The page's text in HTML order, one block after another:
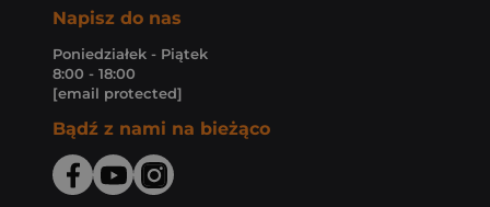
Napisz do nas
Poniedziałek - Piątek
8:00 - 18:00
[email protected]
Bądź z nami na bieżąco